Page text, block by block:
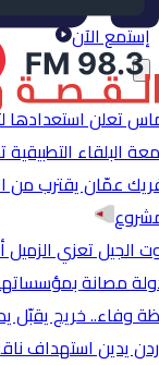
إستمع الآن
تعلن استعدادها
البلقاء
عمّان يقترب من
الجيل تعزي الزميل
مصانة
وفاء.. خريج يقبّل
يدين استهداف